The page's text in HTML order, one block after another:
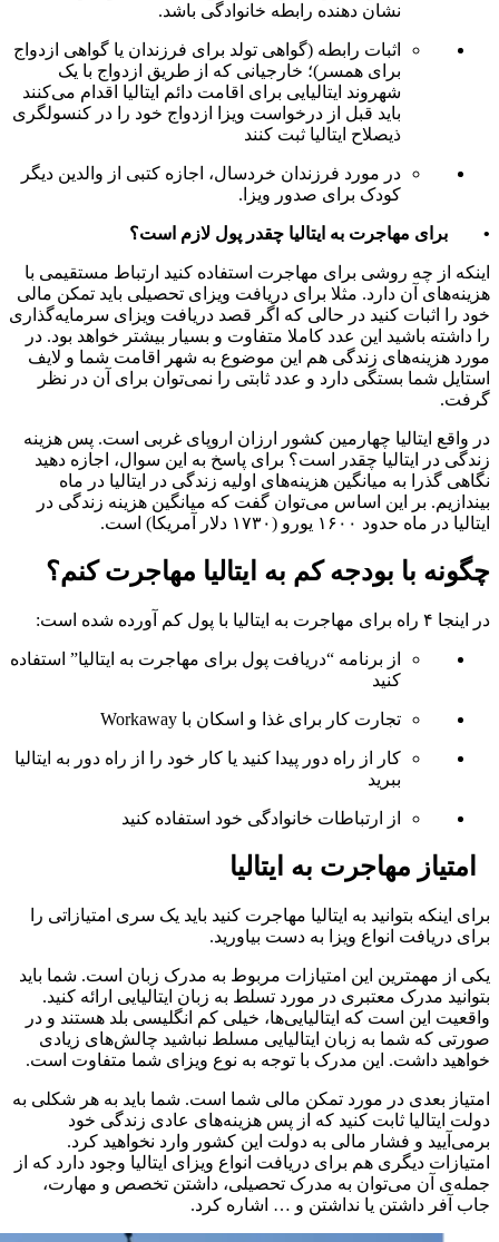
نشان دهنده رابطه خانوادگی باشد.
اثبات رابطه (گواهی تولد برای فرزندان یا گواهی ازدواج
برای همسر)؛ خارجیانی که از طریق ازدواج با یک
شهروند ایتالیایی برای اقامت دائم ایتالیا اقدام می‌کنند
باید قبل از درخواست ویزا ازدواج خود را در کنسولگری
ذیصلاح ایتالیا ثبت کنند
در مورد فرزندان خردسال، اجازه کتبی از والدین دیگر
کودک برای صدور ویزا.
• برای مهاجرت به ایتالیا چقدر پول لازم است؟
اینکه از چه روشی برای مهاجرت استفاده کنید ارتباط مستقیمی با
هزینه‌های آن دارد. مثلا برای دریافت ویزای تحصیلی باید تمکن مالی
خود را اثبات کنید در حالی که اگر قصد دریافت ویزای سرمایه‌گذاری
را داشته باشید این عدد کاملا متفاوت و بسیار بیشتر خواهد بود. در
مورد هزینه‌های زندگی هم این موضوع به شهر اقامت شما و لایف
استایل شما بستگی دارد و عدد ثابتی را نمی‌توان برای آن در نظر
گرفت.
در واقع ایتالیا چهارمین کشور ارزان اروپای غربی است. پس هزینه
زندگی در ایتالیا چقدر است؟ برای پاسخ به این سوال، اجازه دهید
نگاهی گذرا به میانگین هزینه‌های اولیه زندگی در ایتالیا در ماه
بیندازیم. بر این اساس می‌توان گفت که میانگین هزینه زندگی در
ایتالیا در ماه حدود ۱۶۰۰ یورو (۱۷۳۰ دلار آمریکا) است.
چگونه با بودجه کم به ایتالیا مهاجرت کنم؟
در اینجا ۴ راه برای مهاجرت به ایتالیا با پول کم آورده شده است:
از برنامه “دریافت پول برای مهاجرت به ایتالیا” استفاده
کنید
تجارت کار برای غذا و اسکان با Workaway
کار از راه دور پیدا کنید یا کار خود را از راه دور به ایتالیا
ببرید
از ارتباطات خانوادگی خود استفاده کنید
امتیاز مهاجرت به ایتالیا
برای اینکه بتوانید به ایتالیا مهاجرت کنید باید یک سری امتیازاتی را
برای دریافت انواع ویزا به دست بیاورید.
یکی از مهمترین این امتیازات مربوط به مدرک زبان است. شما باید
بتوانید مدرک معتبری در مورد تسلط به زبان ایتالیایی ارائه کنید.
واقعیت این است که ایتالیایی‌ها، خیلی کم انگلیسی بلد هستند و در
صورتی که شما به زبان ایتالیایی مسلط نباشید چالش‌های زیادی
خواهید داشت. این مدرک با توجه به نوع ویزای شما متفاوت است.
امتیاز بعدی در مورد تمکن مالی شما است. شما باید به هر شکلی به
دولت ایتالیا ثابت کنید که از پس هزینه‌های عادی زندگی خود
برمی‌آیید و فشار مالی به دولت این کشور وارد نخواهید کرد.
امتیازات دیگری هم برای دریافت انواع ویزای ایتالیا وجود دارد که از
جمله‌ی آن می‌توان به مدرک تحصیلی، داشتن تخصص و مهارت،
جاب آفر داشتن یا نداشتن و … اشاره کرد.